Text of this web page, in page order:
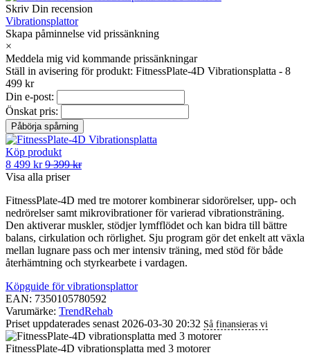
Skriv Din recension
Vibrationsplattor
Skapa påminnelse vid prissänkning
×
Meddela mig vid kommande prissänkningar
Ställ in avisering för produkt: FitnessPlate-4D Vibrationsplatta - 8
499 kr
Din e-post:
Önskat pris:
Köp produkt
8 499 kr 9 399 kr
Visa alla priser
FitnessPlate-4D med tre motorer kombinerar sidorörelser, upp- och
nedrörelser samt mikrovibrationer för varierad vibrationsträning.
Den aktiverar muskler, stödjer lymfflödet och kan bidra till bättre
balans, cirkulation och rörlighet. Sju program gör det enkelt att växla
mellan lugnare pass och mer intensiv träning, med stöd för både
återhämtning och styrkearbete i vardagen.
Köpguide för vibrationsplattor
EAN: 7350105780592
Varumärke: TrendRehab
Priset uppdaterades senast 2026-03-30 20:32 Så finansieras vi
FitnessPlate-4D vibrationsplatta med 3 motorer